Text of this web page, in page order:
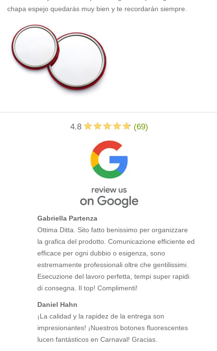
chapa espejo quedarás muy bien y te recordarán siempre.
4.8 (69)
Gabriella Partenza
Ottima Ditta. Sito fatto benissimo per organizzare
la grafica del prodotto. Comunicazione efficiente ed
efficace per ogni dubbio o esigenza, sono
estremamente professionali oltre che gentilissimi.
Esecuzione del lavoro perfetta, tempi super rapidi
di consegna. Il top! Complimenti!
Daniel Hahn
¡La calidad y la rapidez de la entrega son
impresionantes! ¡Nuestros botones fluorescentes
lucen fantásticos en Carnaval! Gracias.